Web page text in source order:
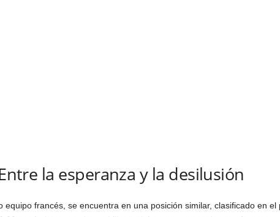
la esperanza y la desilusión
equipo francés, se encuentra en una posición similar, clasificado en el